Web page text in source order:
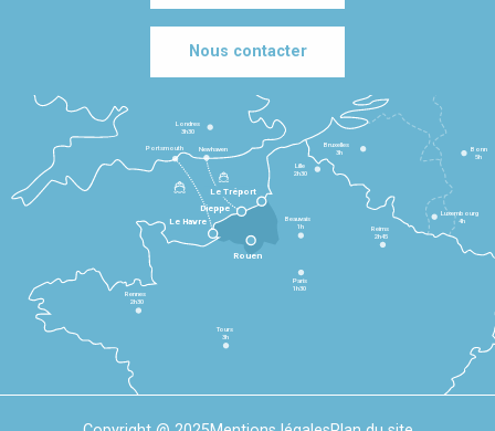
Nous contacter
Le Havre
Dieppe
Le Tréport
Rennes
2h30
Tours
3h
Paris
1h30
Beauvais
1h
Reims
2h45
Lille
2h30
Bruxelles
3h
Londres
3h30
Newhaven
Portsmouth
Bonn
5h
Luxembourg
4h
Rouen